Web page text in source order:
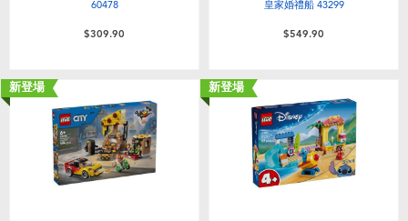
60478
$309.90
皇家婚禮船 43299
$549.90
新登場 新登場